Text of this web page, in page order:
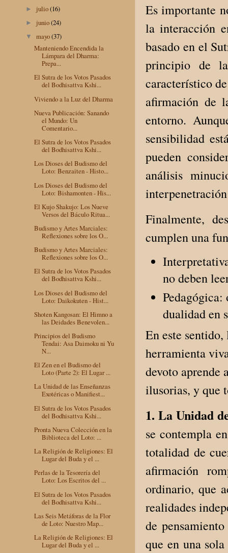
Es importante
la interacción
basado en el
principio de
característico
afirmación de
entorno.
sensibilidad
pueden
análisis
Finalmente,
cumplen una
no deben
dualidad en
En este
herramienta
devoto aprende
ilusorias, y que
1. La Unidad
se contempla
totalidad de
afirmación
ordinario, que
realidades
de
que en una
► julio(16)
► junio(24)
▼mayo(37)
Manteniendo Encendida la
Lámpara del Dharma:
Prepa...
El Sutra de los Votos Pasados
del Bodhisattva Kshi...
Viviendo a la Luz del Dharma
Nueva Publicación: Sanando
el Mundo: Un
Comentario...
El Sutra de los Votos Pasados
del Bodhisattva Kshi...
Los Dioses del Budismo del
Loto: Benzaiten - Histo...
Los Dioses del Budismo del
Loto: Bishamonten - His...
El Kujo Shakujo: Los Nueve
Versos del Báculo Ritua...
Budismo y Artes Marciales:
Reflexiones sobre los O...
Budismo y Artes Marciales:
Reflexiones sobre los O...
El Sutra de los Votos Pasados
del Bodhisattva Kshi...
Los Dioses del Budismo del
Loto: Daikokuten - Hist...
Shoten Kangosan: El Himno a
las Deidades Benevolen...
Principios del Budismo
Tendai: Asa Daimoku ni Yu
N...
El Zen en el Budismo del
Loto (Parte 2): El Lugar ...
La Unidad de las Enseñanzas
Exotéricas o Manifiest...
El Sutra de los Votos Pasados
del Bodhisattva Kshi...
Pronta Nueva Colección en la
Biblioteca del Loto: ...
La Religión de Religiones: El
Lugar del Buda y el ...
Perlas de la Tesorería del
Loto: Los Escritos del ...
El Sutra de los Votos Pasados
del Bodhisattva Kshi...
Las Seis Metáforas de la Flor
de Loto: Nuestro Map...
La Religión de Religiones: El
Lugar del Buda y el ...